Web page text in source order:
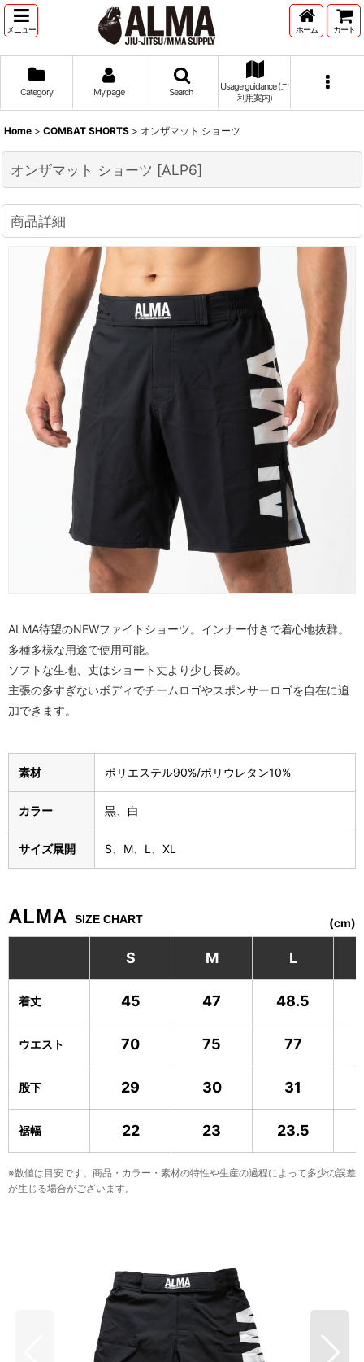
メニュー ホーム カート
Category My page Search
Usage guidance (ご
利用案内)
Home > COMBAT SHORTS > オンザマット ショーツ
オンザマット ショーツ [ALP6]
商品詳細
ALMA待望のNEWファイトショーツ。インナー付きで着心地抜群。
多種多様な用途で使用可能。
ソフトな生地、丈はショート丈より少し長め。
主張の多すぎないボディでチームロゴやスポンサーロゴを自在に追
加できます。
素材 ポリエステル90%/ポリウレタン10%
カラー 黒、白
サイズ展開 S、M、L、XL
ALMA SIZE CHART (cm)
S M L
着丈 45 47 48.5
ウエスト 70 75 77
股下 29 30 31
裾幅 22 23 23.5
※数値は目安です。商品・カラー・素材の特性や生産の過程によって多少の誤差
が生じる場合がございます。